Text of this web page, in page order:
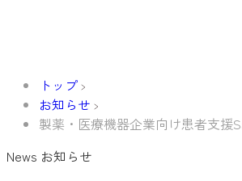
トップ
お知らせ
製薬・医療機器企業向け患者支援
News お知らせ